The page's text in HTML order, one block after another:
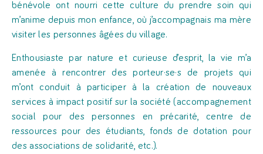
bénévole ont nourri cette culture du prendre soin qui
m’anime depuis mon enfance, où j’accompagnais ma mère
visiter les personnes âgées du village.
Enthousiaste par nature et curieuse d’esprit, la vie m’a
amenée à rencontrer des porteur·se·s de projets qui
m’ont conduit à participer à la création de nouveaux
services à impact positif sur la société (accompagnement
social pour des personnes en précarité, centre de
ressources pour des étudiants, fonds de dotation pour
des associations de solidarité, etc.).